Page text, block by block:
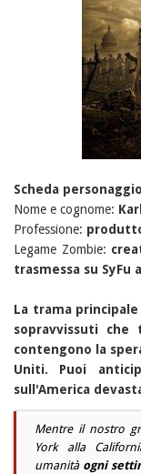
Scheda personaggio
Nome e cognome:
Professione:
Legame Zombie:
trasmessa su SyFu
La trama
sopravvissuti
contengono la
Uniti. Puoi
sull'America
Mentre il nostro
York alla
umanità ogni